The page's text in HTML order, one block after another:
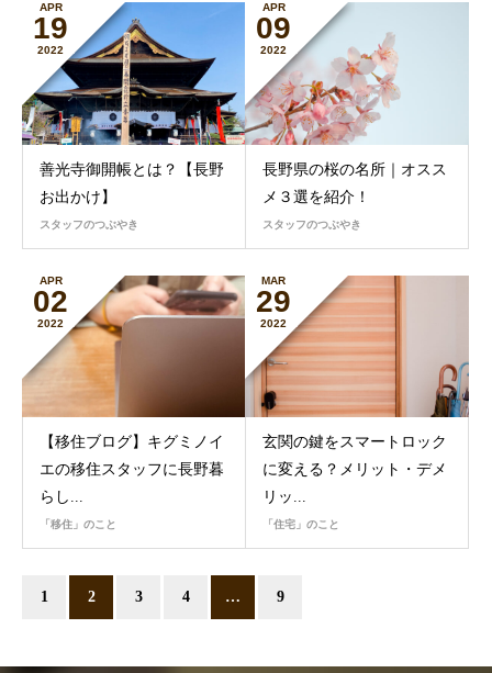
APR
19
2022
善光寺御開帳とは？【長野
お出かけ】
スタッフのつぶやき
APR
09
2022
長野県の桜の名所｜オスス
メ３選を紹介！
スタッフのつぶやき
APR
02
2022
【移住ブログ】キグミノイ
エの移住スタッフに長野暮
らし...
「移住」のこと
MAR
29
2022
玄関の鍵をスマートロック
に変える？メリット・デメ
リッ...
「住宅」のこと
1 2 3 4 … 9